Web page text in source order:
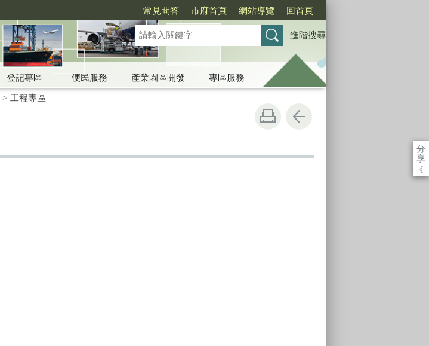
常見問答 市府首頁 網站導覽 回首頁
進階搜尋
登記專區 便民服務 產業園區開發
專區服務
> 工程專區
分
享
《